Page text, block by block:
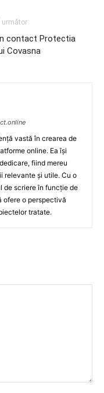
următor
contact Protectia
Covasna
vastă în crearea de
online. Ea își
fiind mereu
relevante și utile. Cu o
de scriere în funcție de
ofere o perspectivă
tratate.